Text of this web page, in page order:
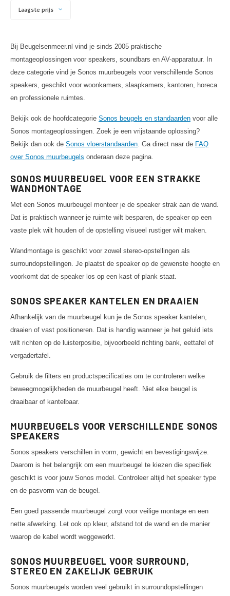
Laagste prijs
Bij Beugelsenmeer.nl vind je sinds 2005 praktische
montageoplossingen voor speakers, soundbars en AV-apparatuur. In
deze categorie vind je Sonos muurbeugels voor verschillende Sonos
speakers, geschikt voor woonkamers, slaapkamers, kantoren, horeca
en professionele ruimtes.
Bekijk ook de hoofdcategorie Sonos beugels en standaarden voor alle
Sonos montageoplossingen. Zoek je een vrijstaande oplossing?
Bekijk dan ook de Sonos vloerstandaarden. Ga direct naar de FAQ
over Sonos muurbeugels onderaan deze pagina.
SONOS MUURBEUGEL VOOR EEN STRAKKE
WANDMONTAGE
Met een Sonos muurbeugel monteer je de speaker strak aan de wand.
Dat is praktisch wanneer je ruimte wilt besparen, de speaker op een
vaste plek wilt houden of de opstelling visueel rustiger wilt maken.
Wandmontage is geschikt voor zowel stereo-opstellingen als
surroundopstellingen. Je plaatst de speaker op de gewenste hoogte en
voorkomt dat de speaker los op een kast of plank staat.
SONOS SPEAKER KANTELEN EN DRAAIEN
Afhankelijk van de muurbeugel kun je de Sonos speaker kantelen,
draaien of vast positioneren. Dat is handig wanneer je het geluid iets
wilt richten op de luisterpositie, bijvoorbeeld richting bank, eettafel of
vergadertafel.
Gebruik de filters en productspecificaties om te controleren welke
beweegmogelijkheden de muurbeugel heeft. Niet elke beugel is
draaibaar of kantelbaar.
MUURBEUGELS VOOR VERSCHILLENDE SONOS
SPEAKERS
Sonos speakers verschillen in vorm, gewicht en bevestigingswijze.
Daarom is het belangrijk om een muurbeugel te kiezen die specifiek
geschikt is voor jouw Sonos model. Controleer altijd het speaker type
en de pasvorm van de beugel.
Een goed passende muurbeugel zorgt voor veilige montage en een
nette afwerking. Let ook op kleur, afstand tot de wand en de manier
waarop de kabel wordt weggewerkt.
SONOS MUURBEUGEL VOOR SURROUND,
STEREO EN ZAKELIJK GEBRUIK
Sonos muurbeugels worden veel gebruikt in surroundopstellingen